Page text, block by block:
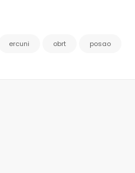
ercuni obrt posao